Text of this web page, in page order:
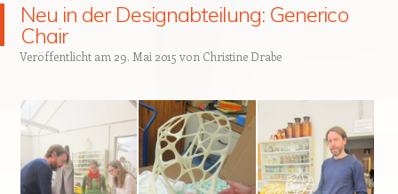
Neu in der Designabteilung: Generico
Chair
Veröffentlicht am 29. Mai 2015 von Christine Drabe